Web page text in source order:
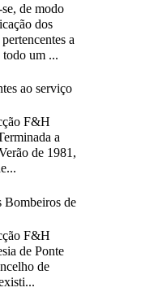
de modo
dos
a
todo um ...
ao serviço
F&H
a
de 1981,
Bombeiros de
F&H
de Ponte
de